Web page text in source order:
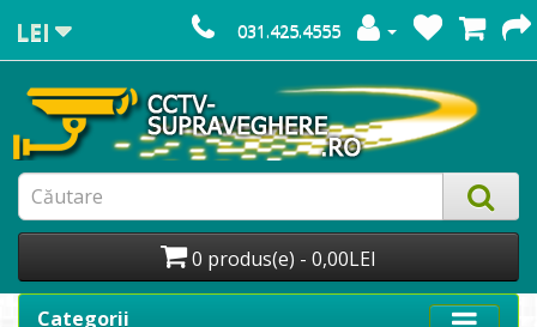
LEI 031.425.4555
0 produs(e) - 0,00LEI
Categorii